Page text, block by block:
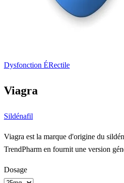
Dysfonction ÉRectile
Viagra
Sildénafil
Viagra est la marque d'origine du
TrendPharm en fournit une version
Dosage